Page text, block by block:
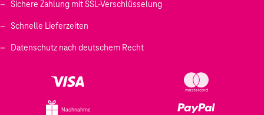
Sichere Zahlung mit SSL-Verschlüsselung
Schnelle Lieferzeiten
Datenschutz nach deutschem Recht
Nachnahme